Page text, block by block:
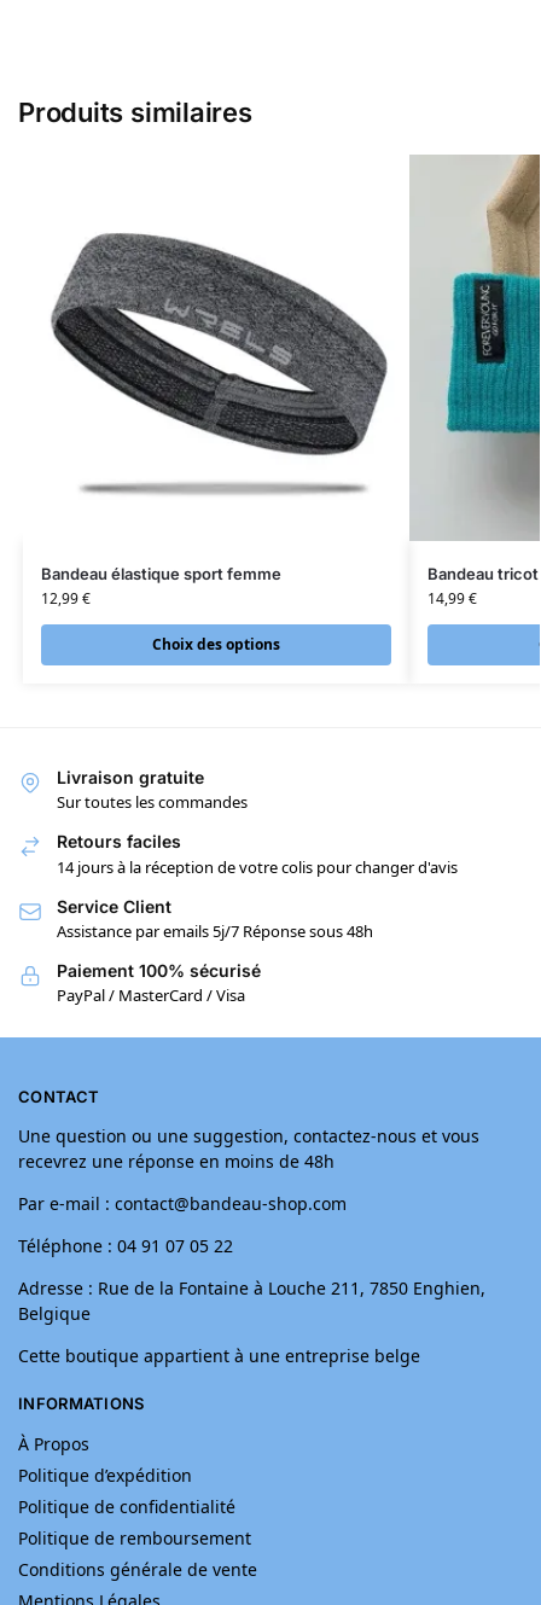
Produits similaires
Bandeau élastique sport femme
12,99€
Choix des options
Bandeau
14,99€
Livraison gratuite
Sur toutes les commandes
Retours faciles
14 jours à la réception de votre colis pour changer d'avis
Service Client
Assistance par emails 5j/7 Réponse sous 48h
Paiement 100% sécurisé
PayPal / MasterCard / Visa
CONTACT
Une question ou une suggestion, contactez-nous et vous
recevrez une réponse en moins de 48h
Par e-mail : contact@bandeau-shop.com
Téléphone : 04 91 07 05 22
Adresse : Rue de la Fontaine à Louche 211, 7850 Enghien,
Belgique
Cette boutique appartient à une entreprise belge
INFORMATIONS
À Propos
Politique d’expédition
Politique de confidentialité
Politique de remboursement
Conditions générale de vente